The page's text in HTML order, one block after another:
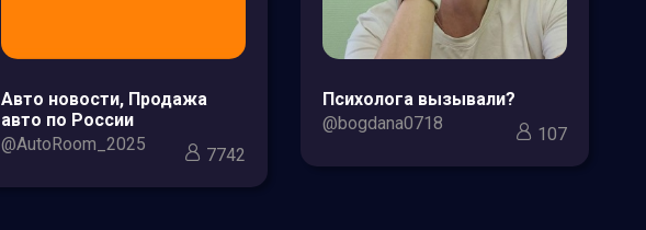
Авто новости, Продажа
авто по России
@AutoRoom_2025
7742
Психолога вызывали?
@bogdana0718
107